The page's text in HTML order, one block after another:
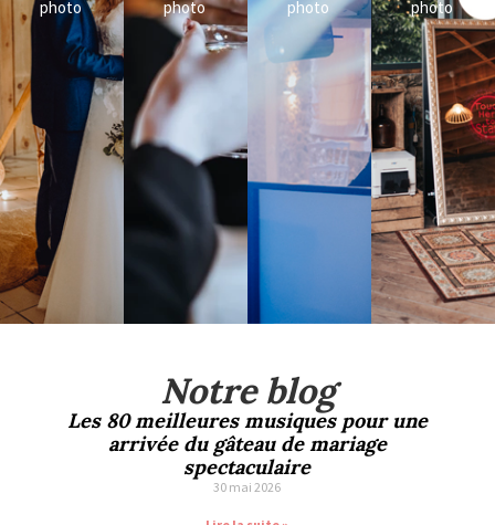
photo photo photo photo
Notre blog
Les 80 meilleures musiques pour une
arrivée du gâteau de mariage
spectaculaire
30 mai 2026